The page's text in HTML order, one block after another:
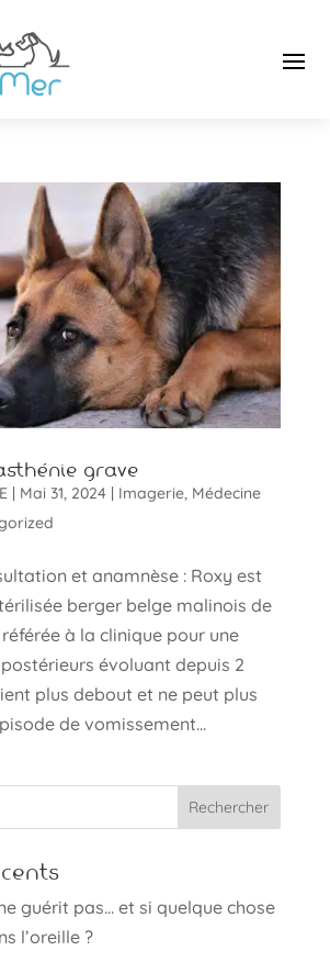
grave
| Mai 31, 2024| Imagerie, Médecine
et anamnèse : Roxy est
berger belge malinois de
à la clinique pour une
évoluant depuis 2
plus debout et ne peut plus
de vomissement...
guérit pas… et si quelque chose
l’oreille ?